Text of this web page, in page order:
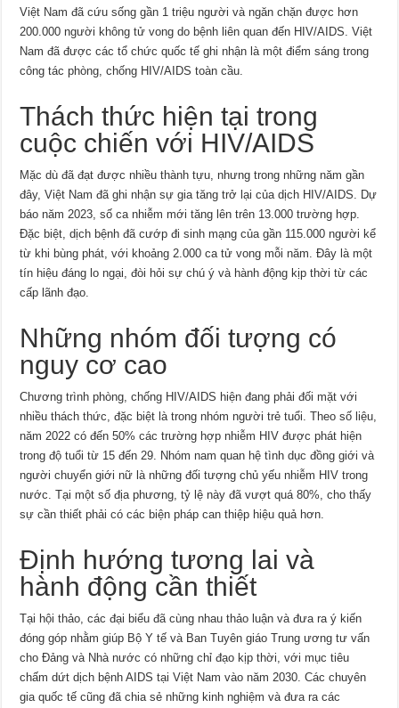
Việt Nam đã cứu sống gần 1 triệu người và ngăn chặn được hơn
200.000 người không tử vong do bệnh liên quan đến HIV/AIDS. Việt
Nam đã được các tổ chức quốc tế ghi nhận là một điểm sáng trong
công tác phòng, chống HIV/AIDS toàn cầu.
Thách thức hiện tại trong
cuộc chiến với HIV/AIDS
Mặc dù đã đạt được nhiều thành tựu, nhưng trong những năm gần
đây, Việt Nam đã ghi nhận sự gia tăng trở lại của dịch HIV/AIDS. Dự
báo năm 2023, số ca nhiễm mới tăng lên trên 13.000 trường hợp.
Đặc biệt, dịch bệnh đã cướp đi sinh mạng của gần 115.000 người kể
từ khi bùng phát, với khoảng 2.000 ca tử vong mỗi năm. Đây là một
tín hiệu đáng lo ngại, đòi hỏi sự chú ý và hành động kịp thời từ các
cấp lãnh đạo.
Những nhóm đối tượng có
nguy cơ cao
Chương trình phòng, chống HIV/AIDS hiện đang phải đối mặt với
nhiều thách thức, đặc biệt là trong nhóm người trẻ tuổi. Theo số liệu,
năm 2022 có đến 50% các trường hợp nhiễm HIV được phát hiện
trong độ tuổi từ 15 đến 29. Nhóm nam quan hệ tình dục đồng giới và
người chuyển giới nữ là những đối tượng chủ yếu nhiễm HIV trong
nước. Tại một số địa phương, tỷ lệ này đã vượt quá 80%, cho thấy
sự cần thiết phải có các biện pháp can thiệp hiệu quả hơn.
Định hướng tương lai và
hành động cần thiết
Tại hội thảo, các đại biểu đã cùng nhau thảo luận và đưa ra ý kiến
đóng góp nhằm giúp Bộ Y tế và Ban Tuyên giáo Trung ương tư vấn
cho Đảng và Nhà nước có những chỉ đạo kịp thời, với mục tiêu
chấm dứt dịch bệnh AIDS tại Việt Nam vào năm 2030. Các chuyên
gia quốc tế cũng đã chia sẻ những kinh nghiệm và đưa ra các